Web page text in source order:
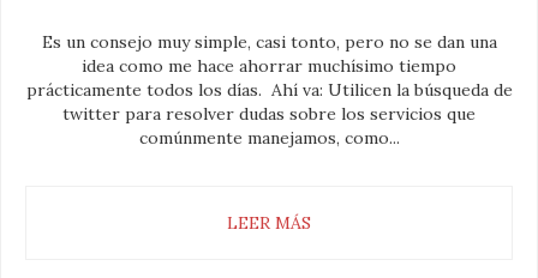
Es un consejo muy simple, casi tonto, pero no se dan una
idea como me hace ahorrar muchísimo tiempo
prácticamente todos los días. Ahí va: Utilicen la búsqueda de
twitter para resolver dudas sobre los servicios que
comúnmente manejamos, como...
LEER MÁS